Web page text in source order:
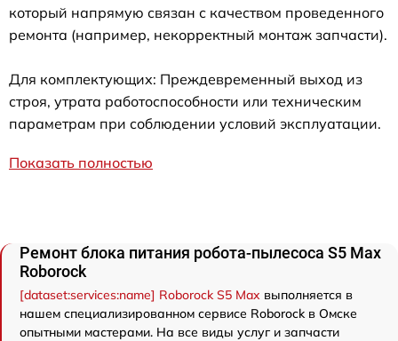
который напрямую связан с качеством проведенного
ремонта (например, некорректный монтаж запчасти).
Для комплектующих: Преждевременный выход из
строя, утрата работоспособности или техническим
параметрам при соблюдении условий эксплуатации.
Показать полностью
Ремонт блока питания робота-пылесоса S5 Max
Roborock
[dataset:services:name] Roborock S5 Max выполняется в
нашем специализированном сервисе Roborock в Омске
опытными мастерами. На все виды услуг и запчасти